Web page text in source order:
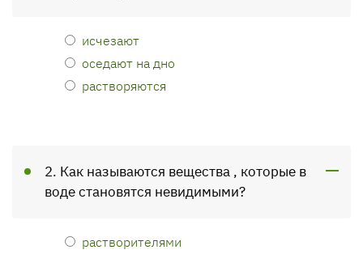
исчезают
оседают на дно
растворяются
2. Как называются вещества , которые в
воде становятся невидимыми?
растворителями